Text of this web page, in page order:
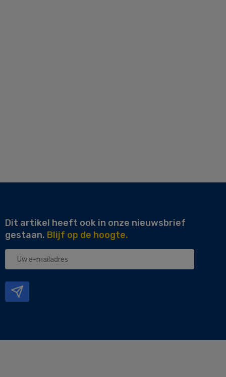
Dit artikel heeft ook in onze nieuwsbrief
gestaan. Blijf op de hoogte.
Uw